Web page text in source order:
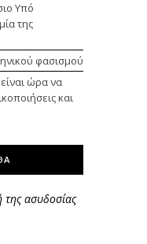
Υπό
της
φασισμού
ώρα να
και
ασυδοσίας